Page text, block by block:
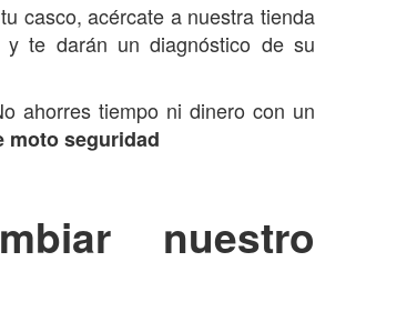
casco, acércate a nuestra tienda
y te darán un diagnóstico de su
ahorres tiempo ni dinero con un
moto seguridad
nuestro